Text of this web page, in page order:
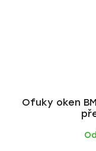
Ofuky oken